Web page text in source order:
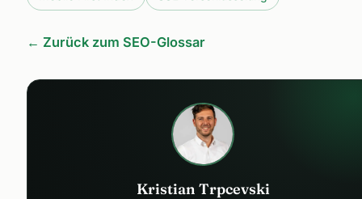
← Zurück zum SEO-Glossar
Kristian Trpcevski